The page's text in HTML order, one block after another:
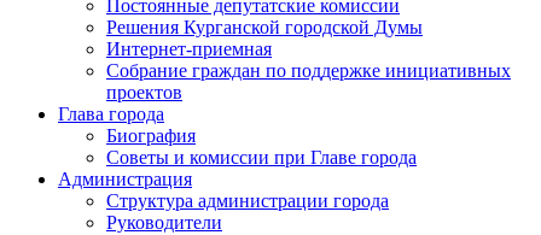
Постоянные депутатские комиссии
Решения Курганской городской Думы
Интернет-приемная
Собрание граждан по поддержке инициативных
проектов
Глава города
Биография
Советы и комиссии при Главе города
Администрация
Структура администрации города
Руководители